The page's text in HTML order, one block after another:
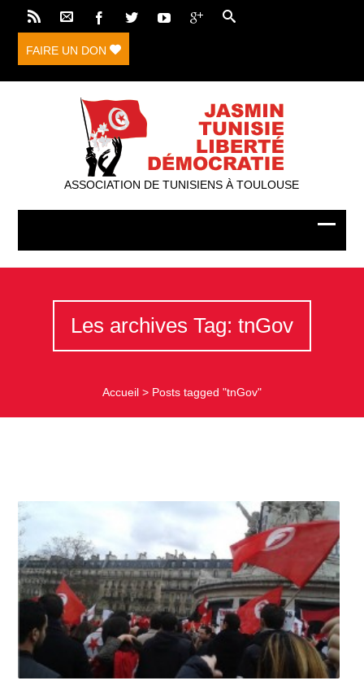
FAIRE UN DON
ASSOCIATION DE TUNISIENS À TOULOUSE
Les archives Tag: tnGov
Accueil> Posts tagged "tnGov"